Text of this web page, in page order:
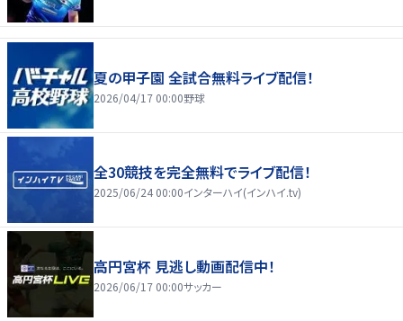
夏の甲子園 全試合無料ライブ配信！
2026/04/17 00:00野球
全30競技を完全無料でライブ配信！
2025/06/24 00:00インターハイ(インハイ.tv)
高円宮杯 見逃し動画配信中！
2026/06/17 00:00サッカー